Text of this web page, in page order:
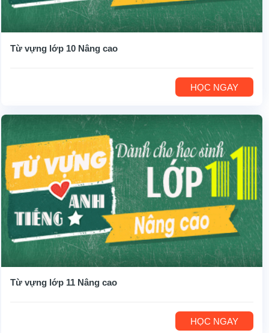
Từ vựng lớp 10 Nâng cao
HỌC NGAY
Từ vựng lớp 11 Nâng cao
HỌC NGAY